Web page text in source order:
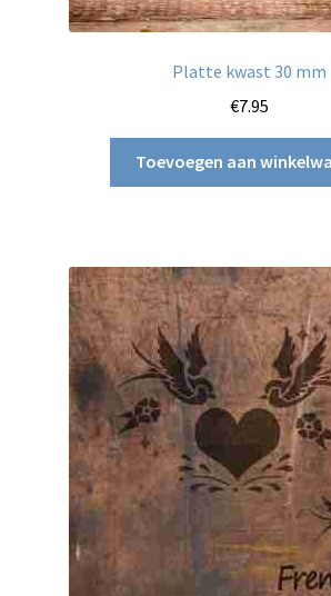
Platte kwast 30 mm
€7.95
Toevoegen aan